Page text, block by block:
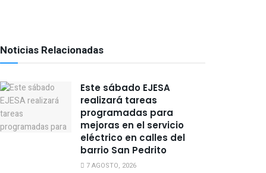
Noticias Relacionadas
Este sábado EJESA
realizará tareas
programadas para
mejoras en el servicio
eléctrico en calles del
barrio San Pedrito
7 AGOSTO, 2026